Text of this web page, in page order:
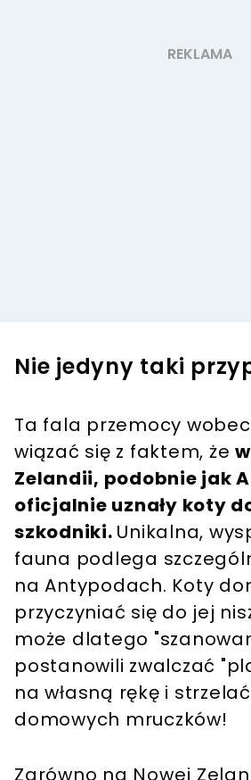
Nie jedyny taki
Ta fala przemocy
wiązać się z faktem, że
Zelandii, podobnie jak
oficjalnie uznały koty
szkodniki. Unikalna,
fauna podlega
na Antypodach. Koty
przyczyniać się do jej
może dlatego
postanowili zwalczać
na własną rękę i
domowych mruczków!
Zarówno na Nowej